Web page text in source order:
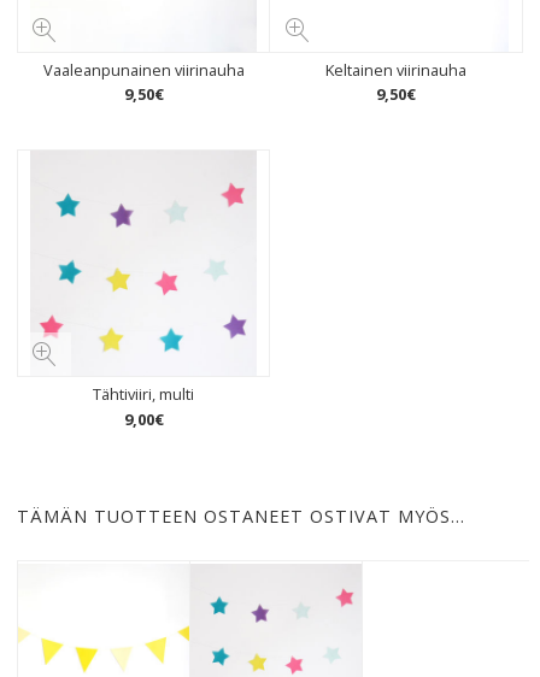
Vaaleanpunainen viirinauha
9,50€
Keltainen viirinauha
9,50€
Tähtiviiri, multi
9,00€
TÄMÄN TUOTTEEN OSTANEET OSTIVAT MYÖS…